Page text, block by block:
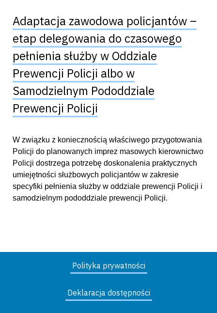
Adaptacja zawodowa policjantów –
etap delegowania do czasowego
pełnienia służby w Oddziale
Prewencji Policji albo w
Samodzielnym Pododdziale
Prewencji Policji
W związku z koniecznością właściwego przygotowania
Policji do planowanych imprez masowych kierownictwo
Policji dostrzega potrzebę doskonalenia praktycznych
umiejętności służbowych policjantów w zakresie
specyfiki pełnienia służby w oddziale prewencji Policji i
samodzielnym pododdziale prewencji Policji.
Polityka prywatności
Deklaracja dostępności